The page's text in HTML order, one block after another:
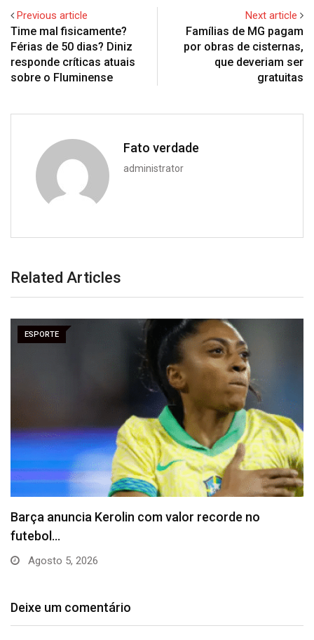
Previous article
Time mal fisicamente?
Férias de 50 dias? Diniz
responde críticas atuais
sobre o Fluminense
Next article
Famílias de MG pagam
por obras de cisternas,
que deveriam ser
gratuitas
Fato verdade
administrator
Related Articles
ESPORTE
Vitória puxa histórico de Abel e questiona
declaração…
Julho 31, 2026
Deixe um comentário